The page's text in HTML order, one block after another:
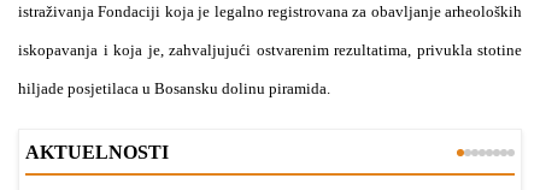
istraživanja Fondaciji koja je legalno registrovana za obavljanje arheoloških
iskopavanja i koja je, zahvaljujući ostvarenim rezultatima, privukla stotine
hiljade posjetilaca u Bosansku dolinu piramida.
AKTUELNOSTI